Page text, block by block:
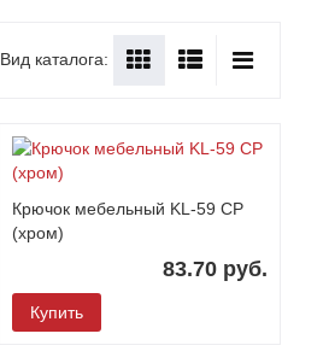
Вид каталога:
Крючок мебельный KL-59 CP
(хром)
83.70 руб.
Купить